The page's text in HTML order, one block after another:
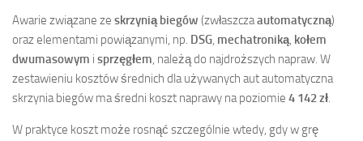
Awarie związane ze skrzynią biegów (zwłaszczaautomatyczną)
oraz elementami powiązanymi, np. DSG, mechatroniką, kołem
dwumasowym i sprzęgłem, należą do najdroższych napraw. W
zestawieniu kosztów średnich dla używanych aut automatyczna
skrzynia biegów ma średni koszt naprawy na poziomie 4 142 zł.
W praktyce koszt może rosnąć szczególnie wtedy, gdy w grę